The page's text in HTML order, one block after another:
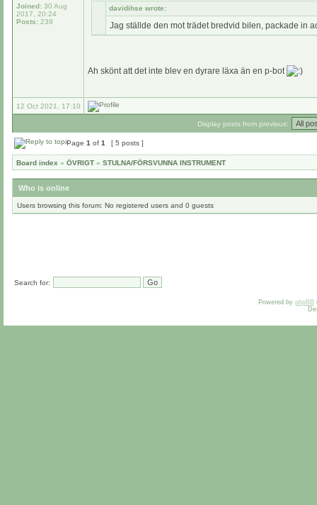
Joined: 30 Aug
2017, 20:24
Posts: 239
davidihse wrote:
Jag ställde den mot trädet bredvid bilen, packade in
Ah skönt att det inte blev en dyrare läxa än en p-bot
12 Oct 2021, 17:10
Display posts from previous:
Page 1 of 1 [ 5 posts ]
Board index » ÖVRIGT » STULNA/FÖRSVUNNA INSTRUMENT
Who is online
Users browsing this forum: No registered users and 0 guests
Search for:
Powered by phpBB